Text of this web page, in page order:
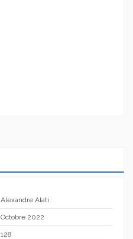
Alexandre Alati
Octobre 2022
128